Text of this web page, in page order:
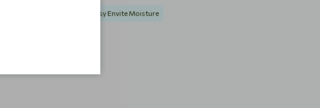
Интензивна хидратация Dusy Envite Moisture